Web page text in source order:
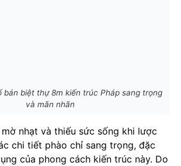
bán biệt thự 8m kiến trúc Pháp sang trọng
và mãn nhãn
mờ nhạt và thiếu sức sống khi lược
chi tiết phào chỉ sang trọng, đặc
của phong cách kiến trúc này. Do